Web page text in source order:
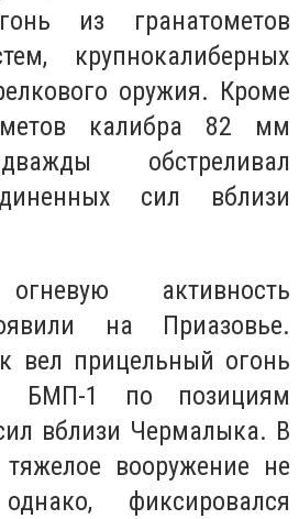
из гранатометов
крупнокалиберных
оружия. Кроме
калибра 82 мм
обстреливал
сил вблизи
активность
на Приазовье.
вел прицельный огонь
БМП-1 по позициям
вблизи Чермалыка. В
тяжелое вооружение не
фиксировался